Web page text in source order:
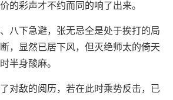
的彩声才不约而同的响了出来。
八下急避，张无忌全是处于挨打的局
，显然已居下风，但灭绝师太的倚天
半身酸麻。
对敌的阅历，若在此时乘势反击，已